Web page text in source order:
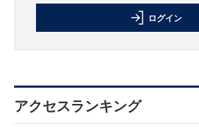
ログイン
アクセスランキング